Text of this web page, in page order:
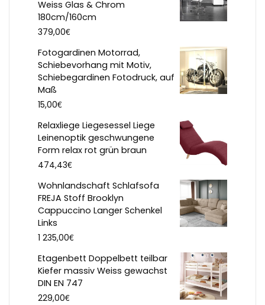
Weiss Glas & Chrom
180cm/160cm
379,00€
Fotogardinen Motorrad,
Schiebevorhang mit Motiv,
Schiebegardinen Fotodruck, auf
Maß
15,00€
Relaxliege Liegesessel Liege
Leinenoptik geschwungene
Form relax rot grün braun
474,43€
Wohnlandschaft Schlafsofa
FREJA Stoff Brooklyn
Cappuccino Langer Schenkel
Links
1 235,00€
Etagenbett Doppelbett teilbar
Kiefer massiv Weiss gewachst
DIN EN 747
229,00€